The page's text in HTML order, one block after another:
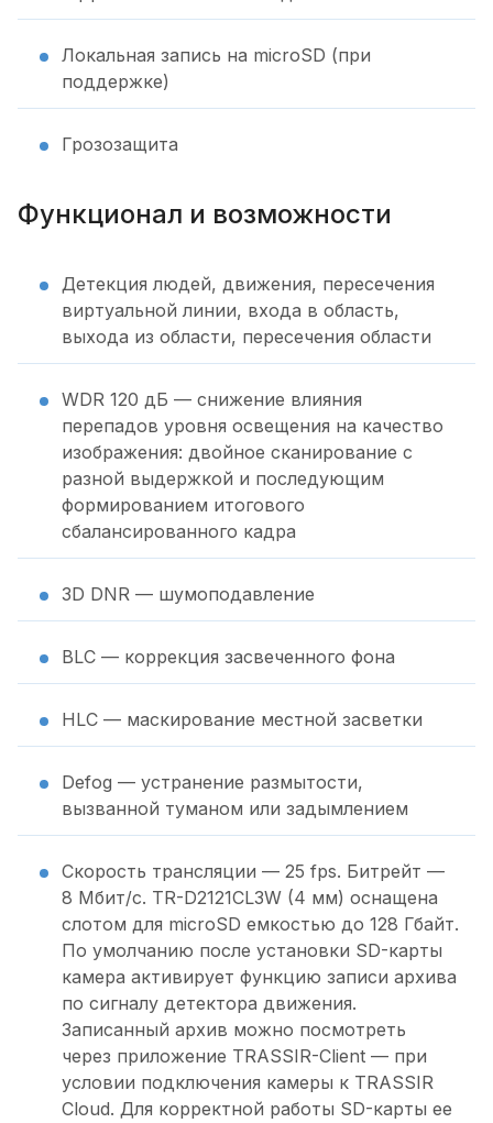
Локальная запись на microSD (при
поддержке)
Грозозащита
Функционал и возможности
Детекция людей, движения, пересечения
виртуальной линии, входа в область,
выхода из области, пересечения области
WDR 120 дБ — снижение влияния
перепадов уровня освещения на качество
изображения: двойное сканирование с
разной выдержкой и последующим
формированием итогового
сбалансированного кадра
3D DNR — шумоподавление
BLC — коррекция засвеченного фона
HLC — маскирование местной засветки
Defog — устранение размытости,
вызванной туманом или задымлением
Скорость трансляции — 25 fps. Битрейт —
8 Мбит/с. TR-D2121CL3W (4 мм) оснащена
слотом для microSD емкостью до 128 Гбайт.
По умолчанию после установки SD-карты
камера активирует функцию записи архива
по сигналу детектора движения.
Записанный архив можно посмотреть
через приложение TRASSIR-Client — при
условии подключения камеры к TRASSIR
Cloud. Для корректной работы SD-карты ее